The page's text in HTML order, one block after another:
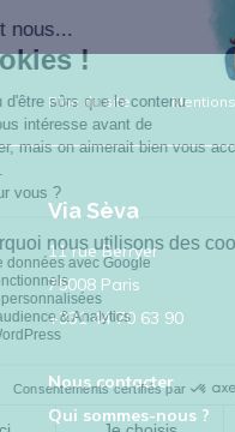
Plan du site
Via Sèva
11 rue Berryer
75008 Paris
+331 44 70 63 90
Nous contacter
Qui sommes-nous ?